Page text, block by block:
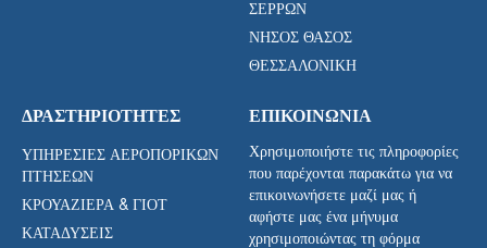
ΣΕΡΡΏΝ
ΝΉΣΟΣ ΘΆΣΟΣ
ΘΕΣΣΑΛΟΝΊΚΗ
ΔΡΑΣΤΗΡΙΌΤΗΤΕΣ
ΥΠΗΡΕΣΊΕΣ ΑΕΡΟΠΟΡΙΚΏΝ
ΠΤΉΣΕΩΝ
ΚΡΟΥΑΖΙΈΡΑ & ΓΙΟΤ
ΚΑΤΑΔΎΣΕΙΣ
ΕΠΙΚΟΙΝΩΝΊΑ
Χρησιμοποιήστε τις πληροφορίες
που παρέχονται παρακάτω για να
επικοινωνήσετε μαζί μας ή
αφήστε μας ένα μήνυμα
χρησιμοποιώντας τη φόρμα